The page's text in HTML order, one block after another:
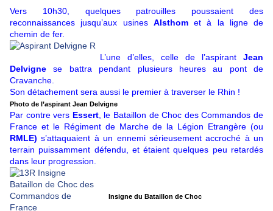
Vers 10h30, quelques patrouilles poussaient des
reconnaissances jusqu’aux usines Alsthomet à la ligne de
chemin de fer.
L’une d’elles, celle de l’aspirant Jean
Delvigne se battra pendant plusieurs heures au pont de
Cravanche.
Son détachement sera aussi le premier à traverser le Rhin !
Photo de l’aspirant Jean Delvigne
Par contre vers Essert, le Bataillon de Choc des Commandos de
France et le Régiment de Marche de la Légion Etrangère (ou
RMLE)s’attaquaient à un ennemi sérieusement accroché à un
terrain puissamment défendu, et étaient quelques peu retardés
dans leur progression.
Insigne du Bataillon de Choc